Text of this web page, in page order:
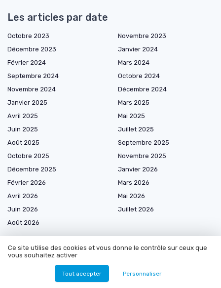
Les articles par date
Octobre 2023
Novembre 2023
Décembre 2023
Janvier 2024
Février 2024
Mars 2024
Septembre 2024
Octobre 2024
Novembre 2024
Décembre 2024
Janvier 2025
Mars 2025
Avril 2025
Mai 2025
Juin 2025
Juillet 2025
Août 2025
Septembre 2025
Octobre 2025
Novembre 2025
Décembre 2025
Janvier 2026
Février 2026
Mars 2026
Avril 2026
Mai 2026
Juin 2026
Juillet 2026
Août 2026
Ce site utilise des cookies et vous donne le contrôle sur ceux que
vous souhaitez activer
Tout accepter Personnaliser